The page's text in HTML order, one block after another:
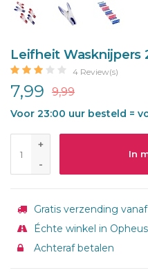
Leifheit Wasknijpers
4 Review(s)
7,99 9,99
Voor 23:00 uur besteld =
+
-
In
Gratis verzending
Échte winkel in
Achteraf betalen